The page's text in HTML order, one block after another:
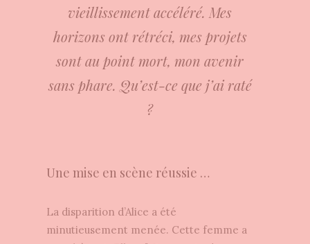
vieillissement accéléré. Mes
horizons ont rétréci, mes projets
sont au point mort, mon avenir
sans phare. Qu’est-ce que j’ai raté
?
Une mise en scène réussie …
La disparition d’Alice a été
minutieusement menée. Cette femme a